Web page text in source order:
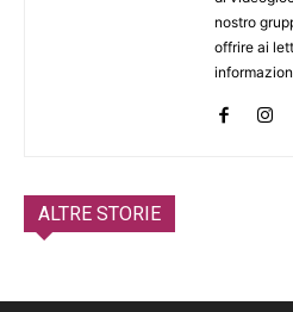
nostro
offrire ai
ALTRE STORIE